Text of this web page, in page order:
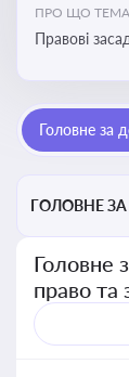
ПРО ЩО
Правові
Головне за
ГОЛОВНЕ
Головне
право та